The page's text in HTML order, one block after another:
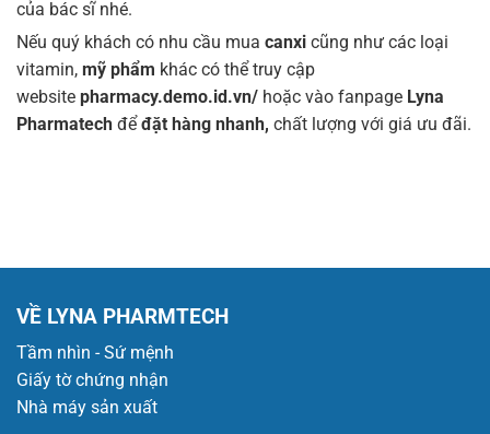
của bác sĩ nhé.
Nếu quý khách có nhu cầu mua canxi cũng như các loại
vitamin, mỹ phẩm khác có thể truy cập
website pharmacy.demo.id.vn/ hoặc vào fanpage Lyna
Pharmatech để đặt hàng nhanh, chất lượng với giá ưu đãi.
VỀ LYNA PHARMTECH
Tầm nhìn - Sứ mệnh
Giấy tờ chứng nhận
Nhà máy sản xuất